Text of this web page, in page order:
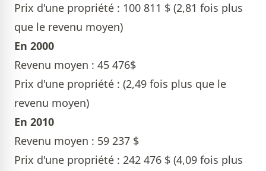
Prix d'une propriété : 100 811 $ (2,81 fois plus
que le revenu moyen)
En 2000
Revenu moyen : 45 476$
Prix d'une propriété : (2,49 fois plus que le
revenu moyen)
En 2010
Revenu moyen : 59 237 $
Prix d'une propriété : 242 476 $ (4,09 fois plus